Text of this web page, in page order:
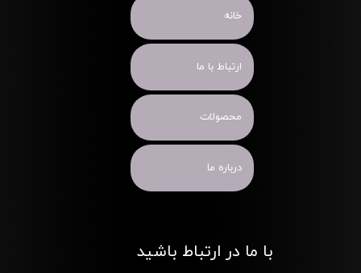
خانه
ارتباط با ما
محصولات
درباره ما
با ما در ارتباط باشید